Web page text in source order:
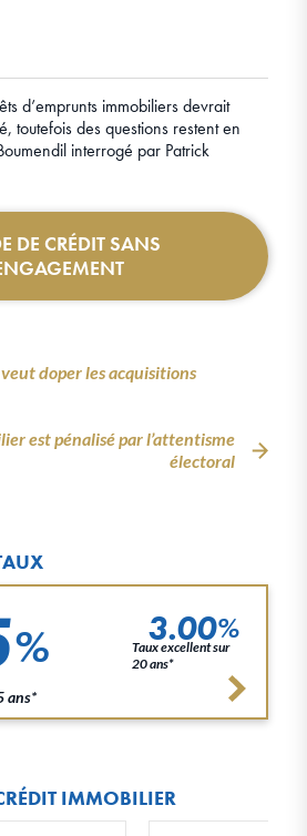
d’emprunts immobiliers devrait
toutefois des questions restent en
interrogé par Patrick
DE CRÉDIT SANS
doper les acquisitions
est pénalisé par l’attentisme
électoral
%
ans*
3.00%
Taux excellent sur
20 ans*
IMMOBILIER